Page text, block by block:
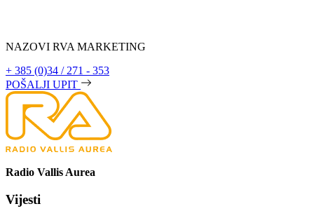
NAZOVI RVA MARKETING
+ 385 (0)34 / 271 - 353
POŠALJI UPIT
Radio Vallis Aurea
Vijesti